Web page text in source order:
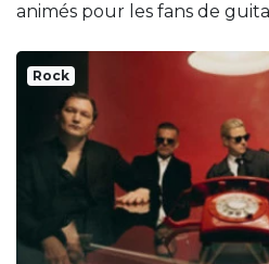
animés pour les fans de
Rock